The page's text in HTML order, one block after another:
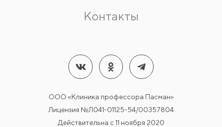
Контакты
ООО «Клиника профессора Пасман»
Лицензия №Л041-01125-54/00357804
Действительна с 11 ноября 2020